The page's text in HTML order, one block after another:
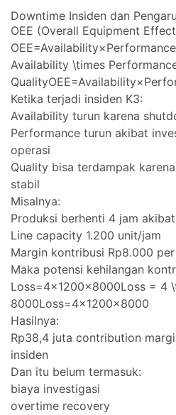
Downtime Insiden dan
OEE (Overall Equipment
Availability \times
Ketika terjadi insiden K3:
Availability turun karena
Performance turun akibat
operasi
Quality bisa terdampak
stabil
Misalnya:
Produksi berhenti 4 jam
Line capacity 1.200 unit/jam
Margin kontribusi Rp8.000
Maka potensi kehilangan
Loss=4×1200×8000Loss = 4
8000Loss=4×1200×8000
Hasilnya:
Rp38,4 juta contribution
insiden
Dan itu belum termasuk:
biaya investigasi
overtime recovery